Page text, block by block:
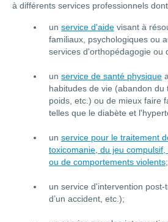
à différents services professionnels
un service d'aide visant à
familiaux, psychologiques ou
services d'orthopédagogie ou
un service de santé physique
habitudes de vie (abandon du
poids, etc.) ou de mieux faire
telles que le diabète et
un service pour le traitement
toxicomanie, du jeu
ou de comportements violents;
un service d'intervention
d’un accident, etc.);